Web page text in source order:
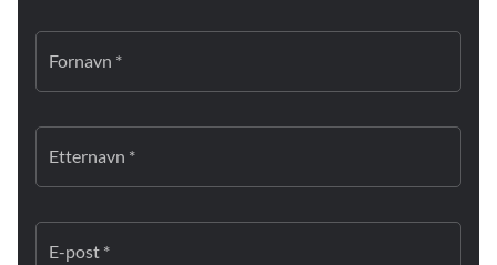
Fornavn *
Etternavn *
E-post *